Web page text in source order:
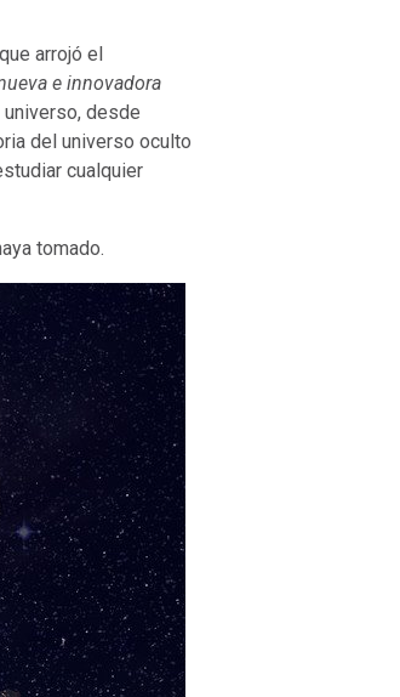
arrojó el
e innovadora
desde
del universo oculto
cualquier
tomado.